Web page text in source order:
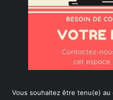
Vous souhaitez être tenu(e)